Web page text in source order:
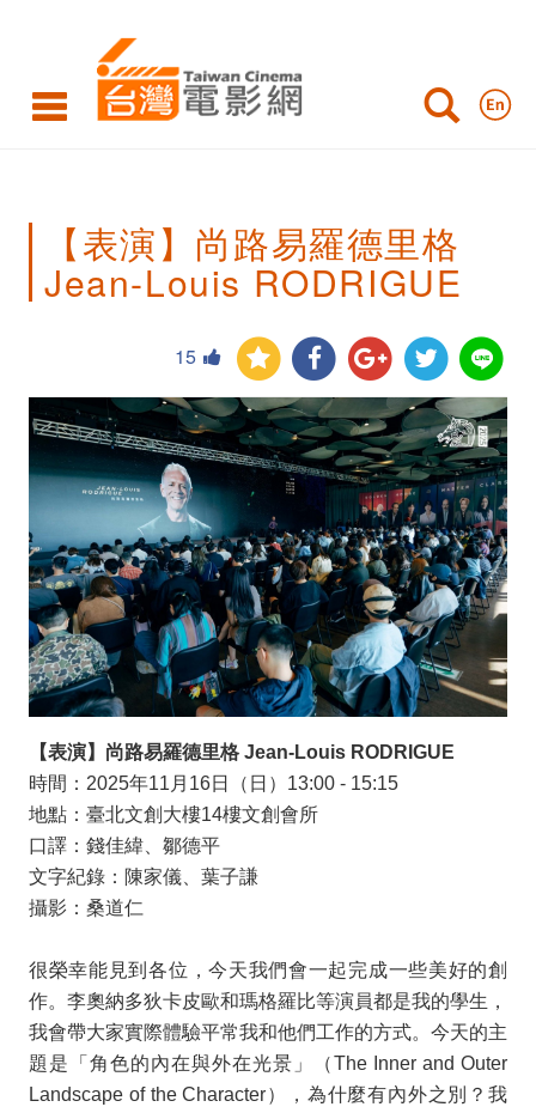
尚
易
德
格
Jean-
Louis
RODRIGUE
【表演】尚路易羅德里格
Jean-Louis RODRIGUE
15
【表演】尚路易羅德里格 Jean-Louis RODRIGUE
時間： 2025年11 月 16日（日） 13:00 - 15:15
地點：臺北文創大樓14樓文創會所
口譯：錢佳緯、鄒德平
文字紀錄：陳家儀、葉子謙
攝影：桑道仁
很榮幸能見到各位，今天我們會一起完成一些美好的創
作。李奧納多狄卡皮歐和瑪格羅比等演員都是我的學生，
我會帶大家實際體驗平常我和他們工作的方式。今天的主
題是「角色的內在與外在光景」（The Inner and Outer
Landscape of the Character），為什麼有內外之別？我